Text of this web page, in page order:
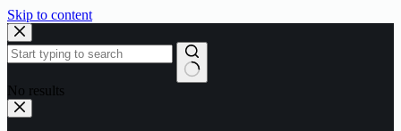
Skip to content
No results